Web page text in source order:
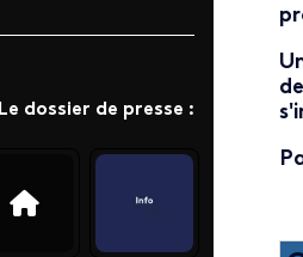
Le dossier de presse :